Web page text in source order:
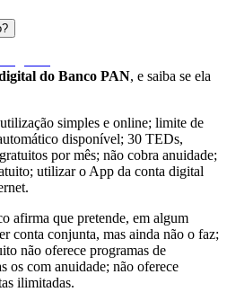
do Banco PAN, e saiba se ela
simples e online; limite de
disponível; 30 TEDs,
por mês; não cobra anuidade;
utilizar o App da conta digital
afirma que pretende, em algum
conta conjunta, mas ainda não o faz;
não oferece programas de
os com anuidade; não oferece
ilimitadas.